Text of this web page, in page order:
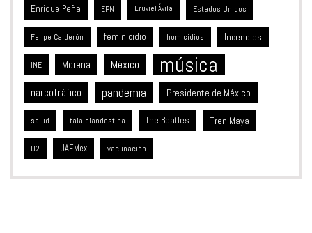
Enrique Peña EPN Eruviel Ávila Estados Unidos
Felipe Calderón feminicidio homicidios Incendios
INE Morena México música
narcotráfico pandemia Presidente de México
salud tala clandestina The Beatles Tren Maya
U2 UAEMex vacunación